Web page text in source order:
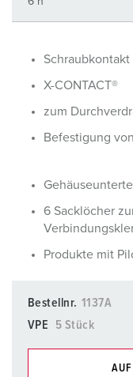
Schraubkontakt
X-CONTACT®
zum
Befestigung
6 Sacklöcher
Produkte mit
Bestellnr. 1137A
VPE
5 Stück
AUF